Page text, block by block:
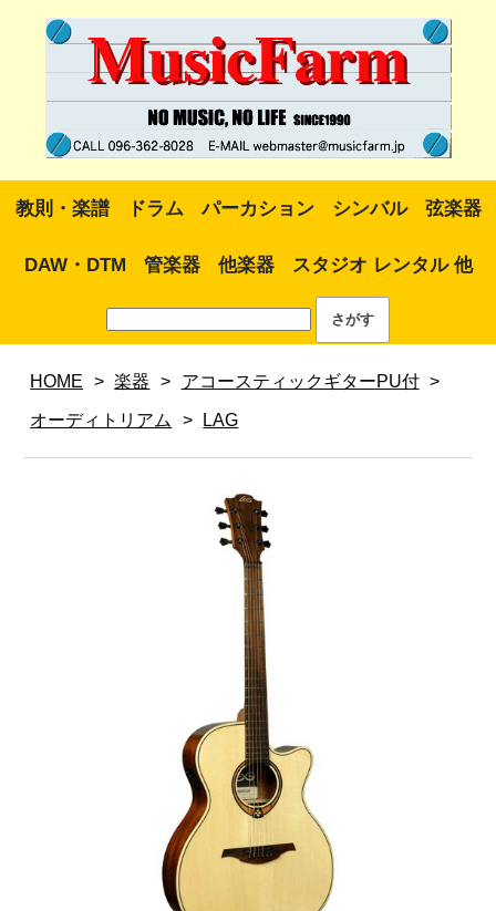
教則・楽譜 ドラム パーカション シンバル 弦楽器
DAW・DTM 管楽器 他楽器 スタジオ レンタル 他
HOME > 楽器 > アコースティックギターPU付 >
オーディトリアム > LAG